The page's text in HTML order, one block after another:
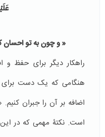
« و چون به تو احسان
راهکار دیگر برای حفظ
هنگامی که یک دست
اضافه بر آن را جبران کنیم.
است. نکتۀ مهمی که در